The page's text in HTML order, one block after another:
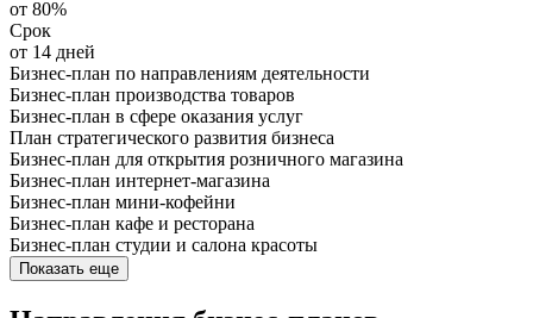
от 80%
Срок
от 14 дней
Бизнес-план по направлениям деятельности
Бизнес-план производства товаров
Бизнес-план в сфере оказания услуг
План стратегического развития бизнеса
Бизнес-план для открытия розничного магазина
Бизнес-план интернет-магазина
Бизнес-план мини-кофейни
Бизнес-план кафе и ресторана
Бизнес-план студии и салона красоты
Показать еще